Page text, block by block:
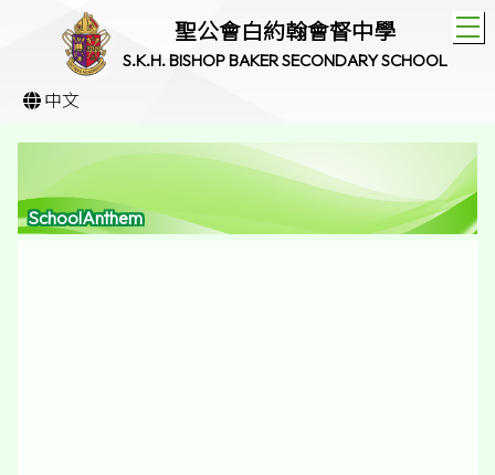
聖公會白約翰會督中學
S.K.H. BISHOP BAKER SECONDARY SCHOOL
中文
SchoolAnthem